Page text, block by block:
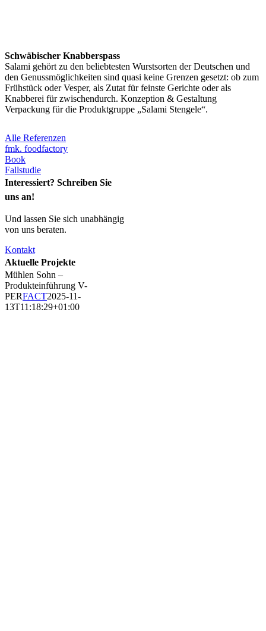
Schwäbischer Knabberspass
Salami gehört zu den beliebtesten Wurstsorten der Deutschen und
den Genussmöglichkeiten sind quasi keine Grenzen gesetzt: ob zum
Frühstück oder Vesper, als Zutat für feinste Gerichte oder als
Knabberei für zwischendurch. Konzeption & Gestaltung
Verpackung für die Produktgruppe „Salami Stengele“.
Alle Referenzen
fmk. foodfactory
Book
Fallstudie
Interessiert? Schreiben Sie
uns an!
Und lassen Sie sich unabhängig
von uns beraten.
Kontakt
Aktuelle Projekte
Mühlen Sohn –
Produkteinführung V-
PERFACT2025-11-
13T11:18:29+01:00